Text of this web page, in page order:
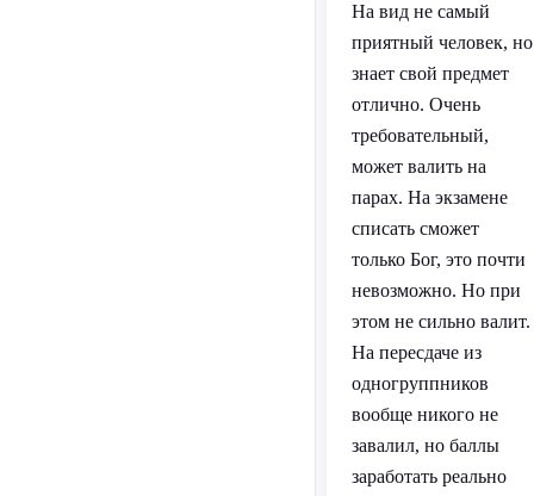
На вид не самый
приятный человек, но
знает свой предмет
отлично. Очень
требовательный,
может валить на
парах. На экзамене
списать сможет
только Бог, это почти
невозможно. Но при
этом не сильно валит.
На пересдаче из
одногруппников
вообще никого не
завалил, но баллы
заработать реально